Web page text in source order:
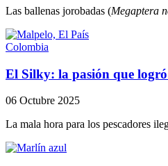
Las ballenas jorobadas (Megaptera
Colombia
El Silky: la pasión que
06 Octubre 2025
La mala hora para los pescadores